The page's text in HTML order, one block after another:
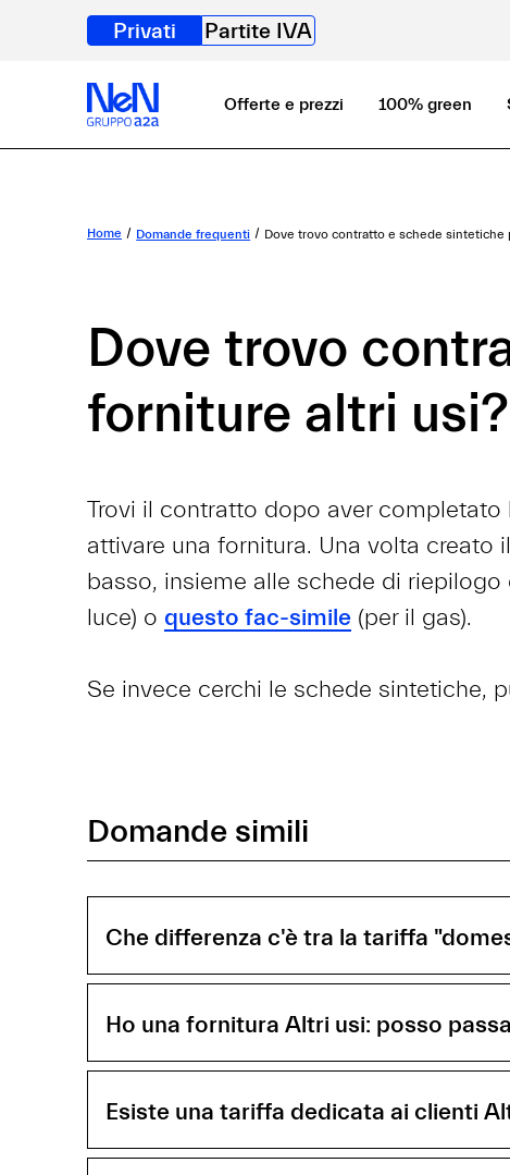
Privati Partite IVA
Offerte e prezzi 100% green
Home Domande frequenti Dove trovo contratto e schede sintetiche
Dove trovo
forniture altri usi?
Trovi il contratto dopo aver
attivare una fornitura. Una volta
basso, insieme alle schede di
luce) o questo fac-simile (per il gas).
Se invece cerchi le schede sintetiche,
Domande simili
Che differenza c'è tra la tariffa
Ho una fornitura Altri usi: posso
Esiste una tariffa dedicata ai clienti